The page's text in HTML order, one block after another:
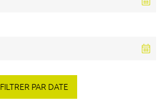
FILTRER PAR DATE